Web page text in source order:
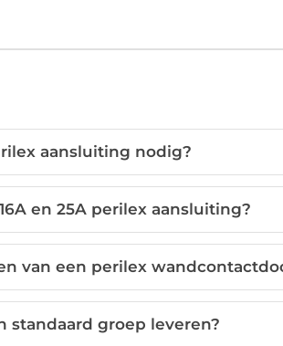
aansluiting nodig?
en 25A perilex aansluiting?
van een perilex
standaard groep leveren?